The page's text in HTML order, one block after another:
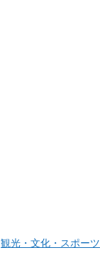
観光・文化・スポーツ